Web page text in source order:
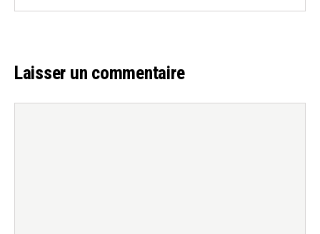
Laisser un commentaire